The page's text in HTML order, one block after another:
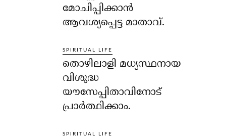
മോചിപ്പിക്കാന്‍
ആവശ്യപ്പെട്ട മാതാവ്.
SPIRITUAL LIFE
തൊഴിലാളി മധ്യസ്ഥനായ
വിശുദ്ധ
യൗസേപ്പിതാവിനോട്
പ്രാര്‍ത്ഥിക്കാം.
SPIRITUAL LIFE